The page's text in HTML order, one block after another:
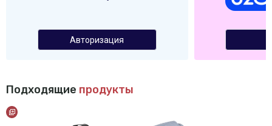
Авторизация
Подходящие продукты